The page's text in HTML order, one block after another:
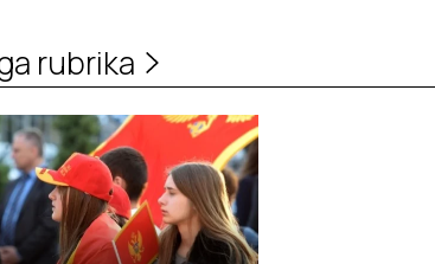
rubrika